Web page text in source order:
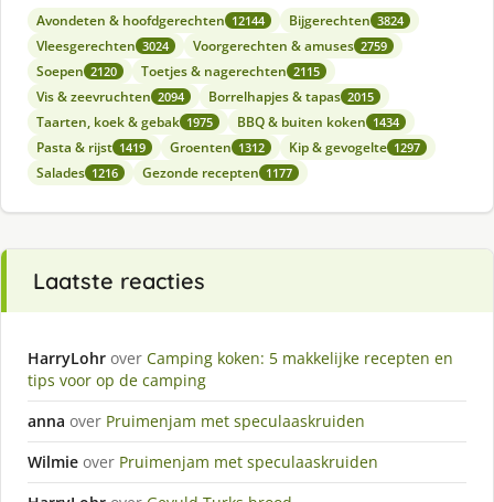
Avondeten & hoofdgerechten 12144 Bijgerechten 3824
Vleesgerechten 3024 Voorgerechten & amuses 2759
Soepen 2120 Toetjes & nagerechten 2115
Vis & zeevruchten 2094 Borrelhapjes & tapas 2015
Taarten, koek & gebak 1975 BBQ & buiten koken 1434
Pasta & rijst 1419 Groenten 1312 Kip & gevogelte 1297
Salades 1216 Gezonde recepten 1177
Laatste reacties
HarryLohr over Camping koken: 5 makkelijke recepten en
tips voor op de camping
anna over Pruimenjam met speculaaskruiden
Wilmie over Pruimenjam met speculaaskruiden